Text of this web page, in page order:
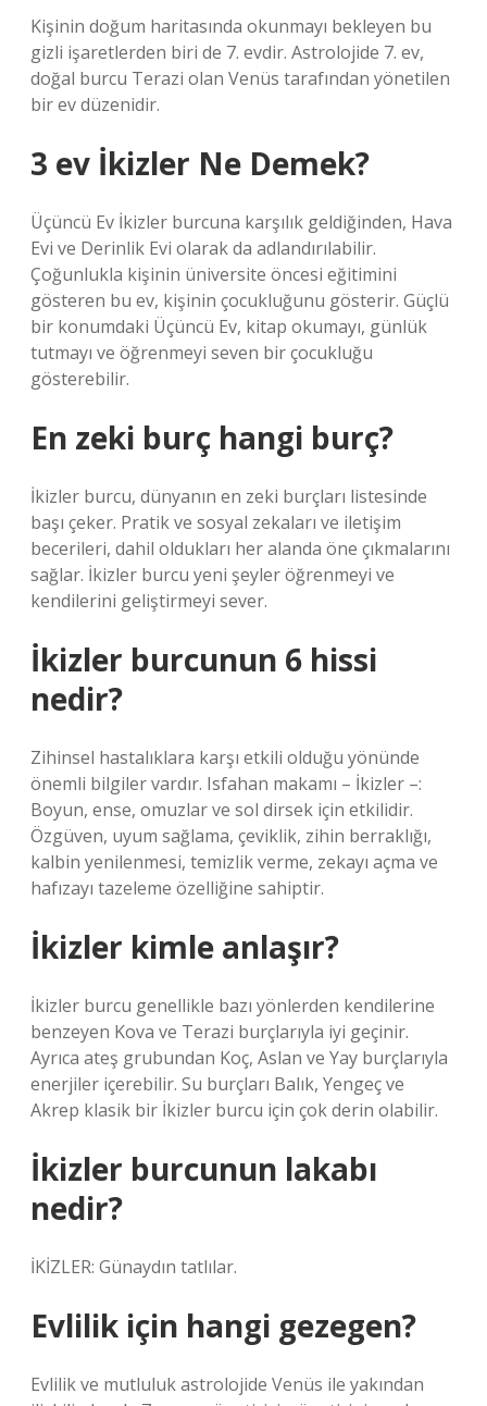
Kişinin doğum haritasında okunmayı bekleyen bu
gizli işaretlerden biri de 7. evdir. Astrolojide 7. ev,
doğal burcu Terazi olan Venüs tarafından yönetilen
bir ev düzenidir.
3 ev İkizler Ne Demek?
Üçüncü Ev İkizler burcuna karşılık geldiğinden, Hava
Evi ve Derinlik Evi olarak da adlandırılabilir.
Çoğunlukla kişinin üniversite öncesi eğitimini
gösteren bu ev, kişinin çocukluğunu gösterir. Güçlü
bir konumdaki Üçüncü Ev, kitap okumayı, günlük
tutmayı ve öğrenmeyi seven bir çocukluğu
gösterebilir.
En zeki burç hangi burç?
İkizler burcu, dünyanın en zeki burçları listesinde
başı çeker. Pratik ve sosyal zekaları ve iletişim
becerileri, dahil oldukları her alanda öne çıkmalarını
sağlar. İkizler burcu yeni şeyler öğrenmeyi ve
kendilerini geliştirmeyi sever.
İkizler burcunun 6 hissi
nedir?
Zihinsel hastalıklara karşı etkili olduğu yönünde
önemli bilgiler vardır. Isfahan makamı – İkizler –:
Boyun, ense, omuzlar ve sol dirsek için etkilidir.
Özgüven, uyum sağlama, çeviklik, zihin berraklığı,
kalbin yenilenmesi, temizlik verme, zekayı açma ve
hafızayı tazeleme özelliğine sahiptir.
İkizler kimle anlaşır?
İkizler burcu genellikle bazı yönlerden kendilerine
benzeyen Kova ve Terazi burçlarıyla iyi geçinir.
Ayrıca ateş grubundan Koç, Aslan ve Yay burçlarıyla
enerjiler içerebilir. Su burçları Balık, Yengeç ve
Akrep klasik bir İkizler burcu için çok derin olabilir.
İkizler burcunun lakabı
nedir?
İKİZLER: Günaydın tatlılar.
Evlilik için hangi gezegen?
Evlilik ve mutluluk astrolojide Venüs ile yakından